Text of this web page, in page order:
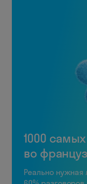
1000
во
Реально нужная